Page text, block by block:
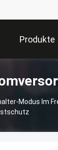
Produkte
Modus Im